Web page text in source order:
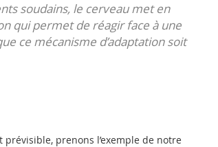
soudains, le cerveau met en
qui permet de réagir face à une
ce mécanisme d’adaptation soit
prenons l’exemple de notre